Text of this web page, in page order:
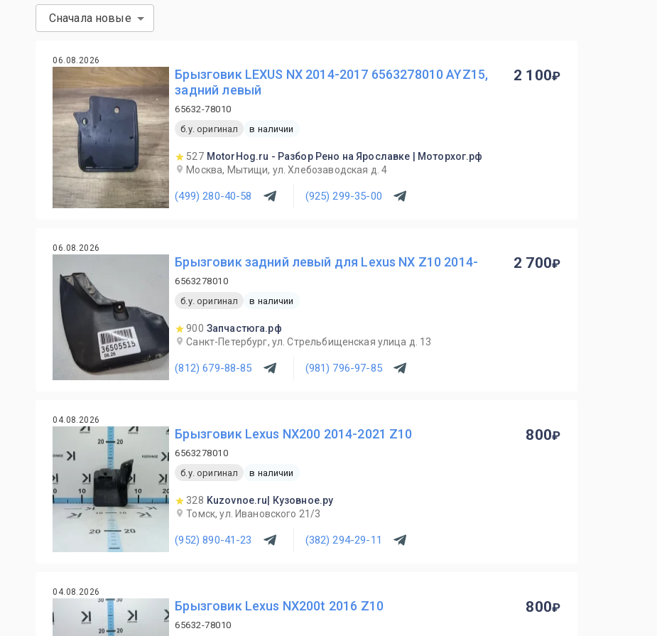
Сначала новые
06.08.2026
Брызговик LEXUS NX 2014-2017 6563278010 AYZ15,
задний левый
65632-78010
б.у. оригинал
в наличии
527 MotorHog.ru - Разбор Рено на Ярославке | Моторхог.рф
Москва, Мытищи, ул. Хлебозаводская д. 4
(499) 280-40-58 (925) 299-35-00
2 100
06.08.2026
Брызговик задний левый для Lexus NX Z10 2014-
6563278010
б.у. оригинал
в наличии
900 Запчастюга.рф
Санкт-Петербург, ул. Стрельбищенская улица д. 13
(812) 679-88-85 (981) 796-97-85
2 700
04.08.2026
Брызговик Lexus NX200 2014-2021 Z10
6563278010
б.у. оригинал
в наличии
328 Kuzovnoe.ru| Кузовное.ру
Томск, ул. Ивановского 21/3
(952) 890-41-23 (382) 294-29-11
800
04.08.2026
Брызговик Lexus NX200t 2016 Z10
65632-78010
800